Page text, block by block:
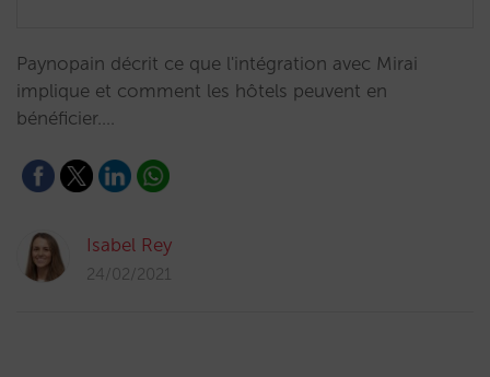
Paynopain décrit ce que l'intégration avec Mirai
implique et comment les hôtels peuvent en
bénéficier.…
Isabel Rey
24/02/2021